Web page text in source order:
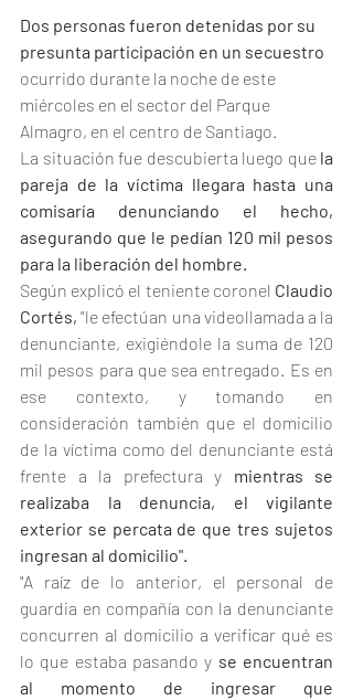
Dos personas fueron detenidas por su
presunta participación en un secuestro
ocurrido durante la noche de este
miércoles en el sector del Parque
Almagro, en el centro de Santiago.
La situación fue descubierta luego que la
pareja de la víctima llegara hasta una
comisaría denunciando el hecho,
asegurando que le pedían 120 mil pesos
para la liberación del hombre.
Según explicó el teniente coronel Claudio
Cortés, "le efectúan una videollamada a la
denunciante, exigiéndole la suma de 120
mil pesos para que sea entregado. Es en
ese contexto, y tomando en
consideración también que el domicilio
de la víctima como del denunciante está
frente a la prefectura y mientras se
realizaba la denuncia, el vigilante
exterior se percata de que tres sujetos
ingresan al domicilio".
"A raíz de lo anterior, el personal de
guardia en compañía con la denunciante
concurren al domicilio a verificar qué es
lo que estaba pasando y se encuentran
al momento de ingresar que